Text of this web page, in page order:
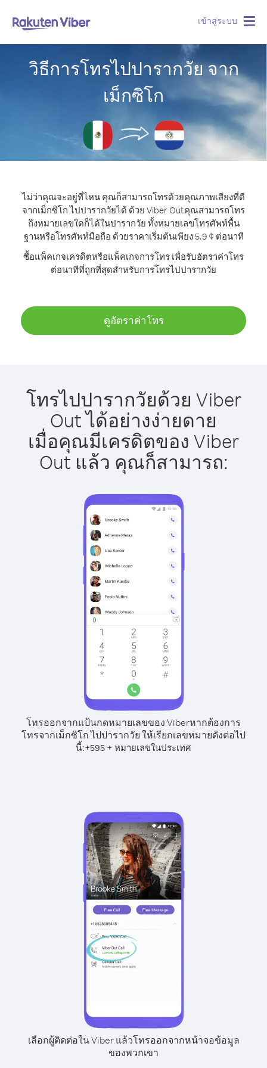
เข้าสู่ระบบ
วิธีการโทรไปปารากวัย จาก
เม็กซิโก
ไม่ว่าคุณจะอยู่ที่ไหน คุณก็สามารถโทรด้วยคุณภาพเสียงที่ดี
จากเม็กซิโก ไปปารากวัยได้ ด้วย Viber Outคุณสามารถโทร
ถึงหมายเลขใดก็ได้ในปารากวัย ทั้งหมายเลขโทรศัพท์พื้น
ฐานหรือโทรศัพท์มือถือ ด้วยราคาเริ่มต้นเพียง 5.9 ¢ ต่อนาที
ซื้อแพ็คเกจเครดิตหรือแพ็คเกจการโทร เพื่อรับอัตราค่าโทร
ต่อนาทีที่ถูกที่สุดสำหรับการโทรไปปารากวัย
ดูอัตราค่าโทร
โทรไปปารากวัยด้วย Viber
Out ได้อย่างง่ายดาย
เมื่อคุณมีเครดิตของ Viber
Out แล้ว คุณก็สามารถ:
โทรออกจากแป้นกดหมายเลขของ Viberหากต้องการ
โทรจากเม็กซิโก ไปปารากวัย ให้เรียกเลขหมายดังต่อไป
นี้:+595 + หมายเลขในประเทศ
เลือกผู้ติดต่อใน Viber แล้วโทรออกจากหน้าจอข้อมูล
ของพวกเขา